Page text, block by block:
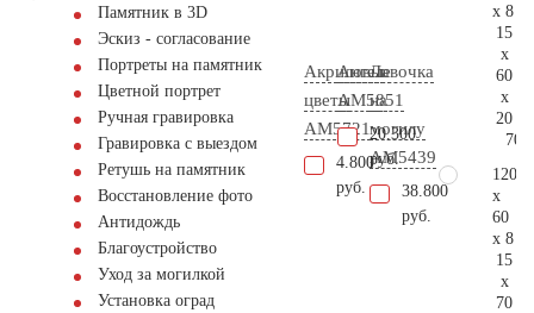
Памятник в 3D
Эскиз - согласование
Портреты на памятник
Цветной портрет
Ручная гравировка
Гравировка с выездом
Ретушь на памятник
Восстановление фото
Антидождь
Благоустройство
Уход за могилкой
Установка оград
Акриловые
цветы
AM5721
4.800
руб.
Ангел
AM5851
20.300
руб.
Лавочка
на
могилу
AM5439
38.800
руб.
x 8
15
x
60
x
20
120
x
60
x 8
15
x
70